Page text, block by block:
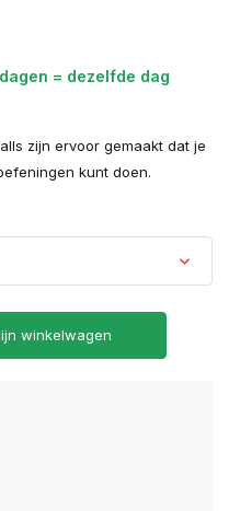
= dezelfde dag
zijn ervoor gemaakt dat je
kunt doen.
Uitverkocht
winkelwagen